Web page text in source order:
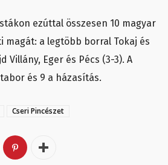
ezúttal összesen 10 magyar
magát: a legtöbb borral Tokaj és
Villány, Eger és Pécs (3-3). A
és 9 a házasítás.
Cseri Pincészet